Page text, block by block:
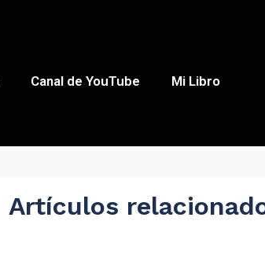
Canal de YouTube Mi Libro
Artículos